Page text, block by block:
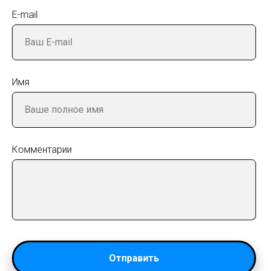
E-mail
Имя
Комментарии
Отправить